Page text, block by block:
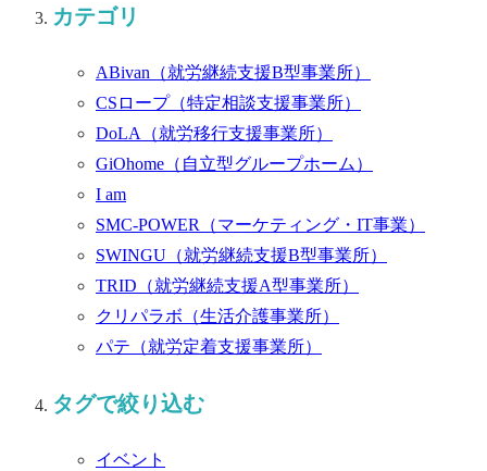
カテゴリ
ABivan （就労継続支援B型事業所）
CSロープ （特定相談支援事業所）
DoLA （就労移行支援事業所）
GiOhome （自立型グループホーム）
I am
SMC-POWER （マーケティング・IT事業）
SWINGU （就労継続支援B型事業所）
TRID （就労継続支援A型事業所）
クリパラボ （生活介護事業所）
パテ （就労定着支援事業所）
タグで絞り込む
イベント